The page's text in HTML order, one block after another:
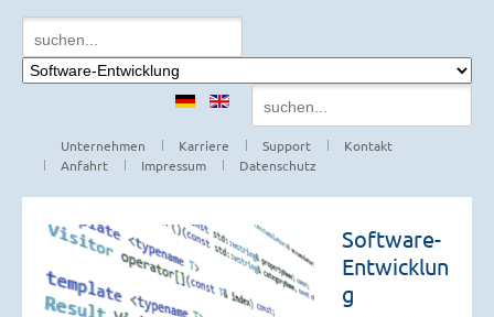
Unternehmen Karriere Support
Kontakt
Anfahrt
Impressum Datenschutz
Software-
Entwicklun
g